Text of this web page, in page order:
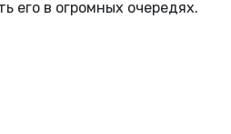
его в огромных очередях.